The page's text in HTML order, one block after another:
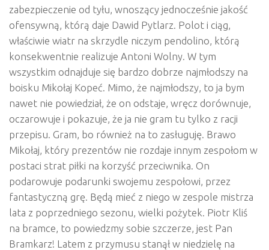
zabezpieczenie od tyłu, wnoszący jednocześnie jakość
ofensywną, którą daje Dawid Pytlarz. Polot i ciąg,
właściwie wiatr na skrzydle niczym pendolino, którą
konsekwentnie realizuje Antoni Wolny. W tym
wszystkim odnajduje się bardzo dobrze najmłodszy na
boisku Mikołaj Kopeć. Mimo, że najmłodszy, to ja bym
nawet nie powiedział, że on odstaje, wręcz dorównuje,
oczarowuje i pokazuje, że ja nie gram tu tylko z racji
przepisu. Gram, bo również na to zasługuję. Brawo
Mikołaj, który prezentów nie rozdaje innym zespołom w
postaci strat piłki na korzyść przeciwnika. On
podarowuje podarunki swojemu zespołowi, przez
fantastyczną grę. Będą mieć z niego w zespole mistrza
lata z poprzedniego sezonu, wielki pożytek. Piotr Kliś
na bramce, to powiedzmy sobie szczerze, jest Pan
Bramkarz! Latem z przymusu stanął w niedzielę na